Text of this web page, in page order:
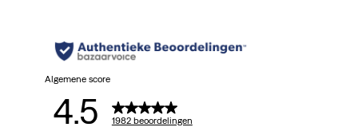
Algemene score
4.5 1982 beoordelingen